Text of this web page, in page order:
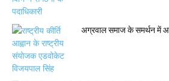
अग्रवाल समाज के समर्थन में